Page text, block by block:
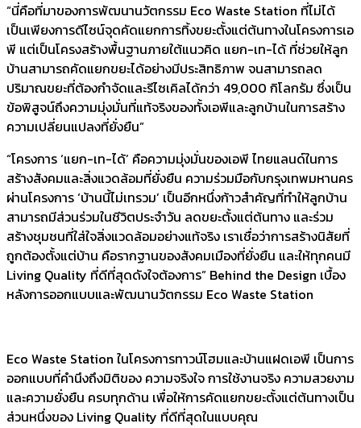
“นี่คือที่มาของการพัฒนานวัตกรรม Eco Waste Station ที่ไม่ได้
เป็นเพียงการดีไซน์จุดคัดแยกการทิ้งขยะตั้งแต่ต้นทางในโครงการเอ
พี แต่เป็นโครงสร้างพื้นฐานภายใต้แนวคิด แยก-เท-ได้ ที่ช่วยให้ลูก
บ้านสามารถคัดแยกขยะได้อย่างมีประสิทธิภาพ จนสามารถลด
ปริมาณขยะที่ต้องกำจัดและรีไซเคิลได้กว่า 49,000 กิโลกรัม ซึ่งเป็น
ข้อพิสูจน์ถึงความมุ่งมั่นที่แท้จริงของทั้งเอพีและลูกบ้านในการสร้าง
ความเปลี่ยนแปลงที่ยั่งยืน”
“โครงการ ‘แยก-เท-ได้’ คือความมุ่งมั่นของเอพี ไทยแลนด์ในการ
สร้างสังคมและสิ่งแวดล้อมที่ยั่งยืน ความร่วมมือกับกรุงเทพมหานคร
ผ่านโครงการ ‘บ้านนี้ไม่เทรวม’ เป็นอีกหนึ่งก้าวสำคัญที่ทำให้ลูกบ้าน
สามารถมีส่วนร่วมในชีวิตประจำวัน ลดขยะตั้งแต่ต้นทาง และร่วม
สร้างชุมชนที่ใส่ใจสิ่งแวดล้อมอย่างแท้จริง เราเชื่อว่าการสร้างนิสัยที่
ถูกต้องตั้งแต่บ้าน คือรากฐานของสังคมเมืองที่ยั่งยืน และให้ทุกคนมี
Living Quality ที่ดีที่สุดดังใจต้องการ” Behind the Design เบื้อง
หลังการออกแบบและพัฒนานวัตกรรม Eco Waste Station
Eco Waste Station ในโครงการทาวน์โฮมและบ้านแฝดเอพี เป็นการ
ออกแบบที่คำนึงถึงมิติของ ความจริงใจ การใช้งานจริง ความสวยงาม
และความยั่งยืน ครบทุกด้าน เพื่อให้การคัดแยกขยะตั้งแต่ต้นทางเป็น
ส่วนหนึ่งของ Living Quality ที่ดีที่สุดในแบบคุณ